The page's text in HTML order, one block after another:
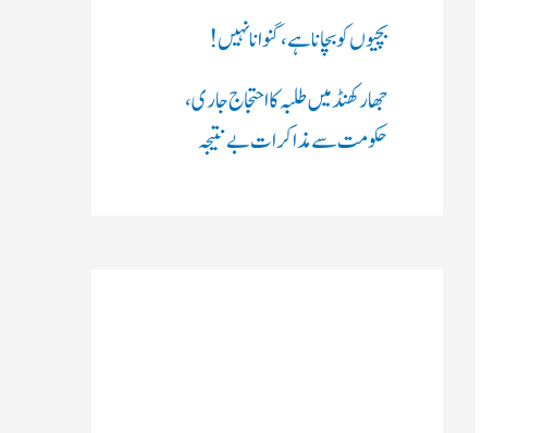
بچیوں کو بچانا ہے، گنوانا نہیں!
جھارکھنڈ میں طلبہ کا احتجاج جاری،
حکومت سے مذاکرات بے نتیجہ